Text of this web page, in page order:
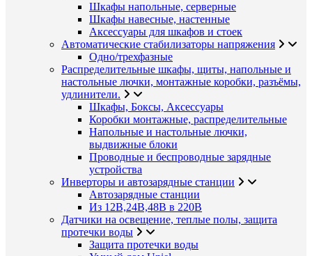
Шкафы напольные, серверные
Шкафы навесные, настенные
Аксессуары для шкафов и стоек
Автоматические стабилизаторы напряжения
Одно/трехфазные
Распределительные шкафы, щиты, напольные и
настольные лючки, монтажные коробки, разъёмы,
удлинители.
Шкафы, Боксы, Аксессуары
Коробки монтажные, распределительные
Напольные и настольные лючки,
выдвижные блоки
Проводные и беспроводные зарядные
устройства
Инверторы и автозарядные станции
Автозарядные станции
Из 12В,24В,48В в 220В
Датчики на освещение, теплые полы, защита
протечки воды
Защита протечки воды